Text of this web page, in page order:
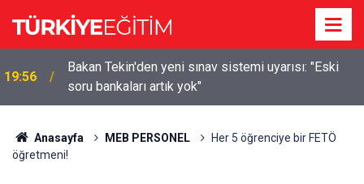
19:56
Bakan Tekin'den yeni sınav sistemi uyarısı: "Eski
soru bankaları artık yok"
Anasayfa MEB PERSONEL
Her 5 öğrenciye bir FETÖ
öğretmeni!